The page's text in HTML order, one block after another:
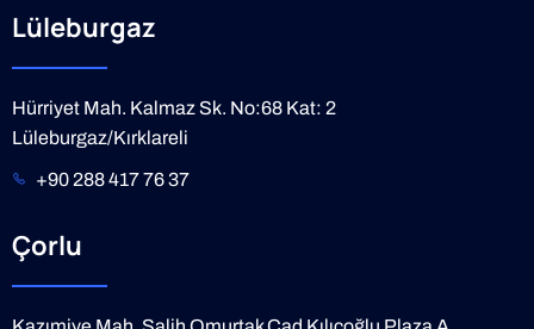
Lüleburgaz
Hürriyet Mah. Kalmaz Sk. No:68 Kat: 2
Lüleburgaz/Kırklareli
+90 288 417 76 37
Çorlu